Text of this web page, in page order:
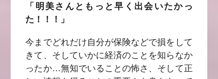
「明美さんともっと早く出会いたかっ
た！！！」
今までどれだけ自分が保険などで損をして
きて、そしていかに経済のことを知らなか
ったか…無知でいることの怖さ、そして正